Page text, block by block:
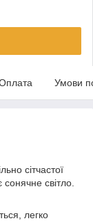
Умови
сітчастої
світло.
легко